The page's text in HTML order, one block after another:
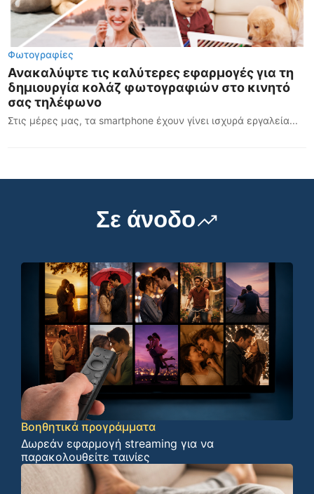
Φωτογραφίες
Ανακαλύψτε τις καλύτερες εφαρμογές για τη
δημιουργία κολάζ φωτογραφιών στο κινητό
σας τηλέφωνο
Στις μέρες μας, τα smartphone έχουν γίνει ισχυρά εργαλεία...
Σε άνοδο
Βοηθητικά προγράμματα
Δωρεάν εφαρμογή streaming για να
παρακολουθείτε ταινίες